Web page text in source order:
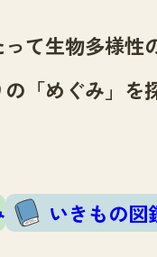
て生物多様性
「めぐみ」を
いきもの図